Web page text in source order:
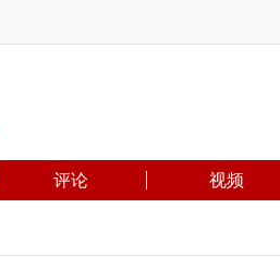
评论 视频